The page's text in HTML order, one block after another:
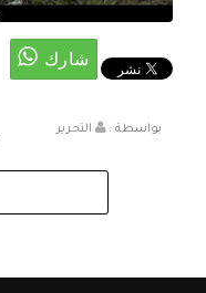
بواسطة :
التحرير